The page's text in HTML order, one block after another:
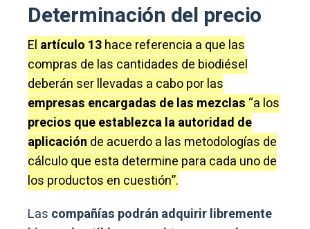
Determinación del precio
El artículo 13hace referencia a que las
compras de las cantidades de biodiésel
deberán ser llevadas a cabo por las
empresas encargadas de las mezclas “a los
precios que establezca la autoridad de
aplicación de acuerdo a las metodologías de
cálculo que esta determine para cada uno de
los productos en cuestión”.
Las compañías podrán adquirir libremente